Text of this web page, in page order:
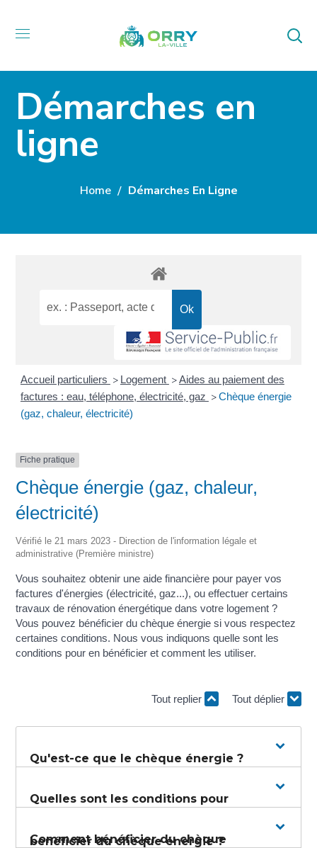
Démarches en
ligne
Home Démarches En Ligne
Accueil particuliers > Logement >Aides au paiement des
factures : eau, téléphone, électricité, gaz >Chèque énergie
(gaz, chaleur, électricité)
Fiche pratique
Chèque énergie (gaz, chaleur,
électricité)
Vérifié le 21 mars 2023 - Direction de l'information légale et
administrative (Première ministre)
Vous souhaitez obtenir une aide financière pour payer vos
factures d'énergies (électricité, gaz...), ou effectuer certains
travaux de rénovation énergétique dans votre logement ?
Vous pouvez bénéficier du chèque énergie si vous respectez
certaines conditions. Nous vous indiquons quelle sont les
conditions pour en bénéficier et comment les utiliser.
Tout replier Tout déplier
Qu'est-ce que le chèque énergie ?
Quelles sont les conditions pour
bénéficier du chèque énergie ?
Comment bénéficier du chèque